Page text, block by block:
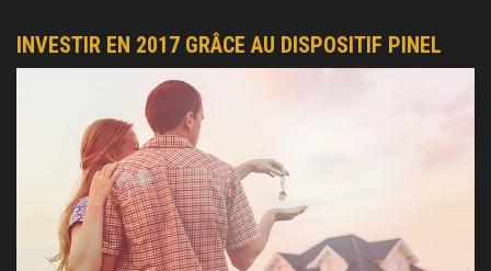
INVESTIR EN 2017 GRÂCE AU DISPOSITIF PINEL